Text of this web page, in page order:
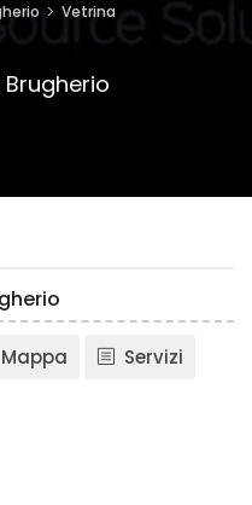
Vetrina
Mappa Servizi